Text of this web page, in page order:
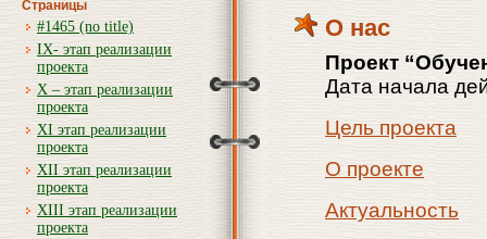
Страницы
#1465 (no title)
IX- этап реализации
проекта
X – этап реализации
проекта
XI этап реализации
проекта
XII этап реализации
проекта
XIII этап реализации
проекта
О нас
Проект
Дата начала
Цель проекта
О проекте
Актуальность